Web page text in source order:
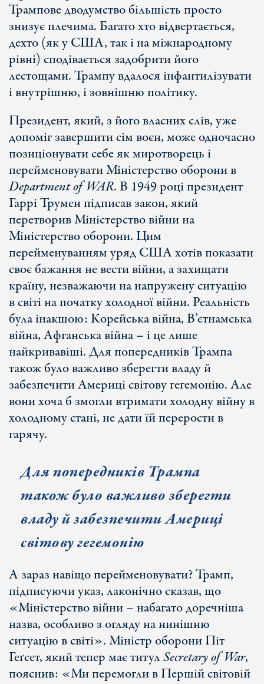
Трампове дводумство більшість просто
знизує плечима. Багато хто відвертається,
дехто (як у США, так і на міжнародному
рівні) сподівається задобрити його
лестощами. Трампу вдалося інфантилізувати
і внутрішню, і зовнішню політику.
Президент, який, з його власних слів, уже
допоміг завершити сім воєн, може одночасно
позиціонувати себе як миротворець і
перейменовувати Міністерство оборони в
Department of WAR. В 1949 році президент
Гаррі Трумен підписав закон, який
перетворив Міністерство війни на
Міністерство оборони. Цим
перейменуванням уряд США хотів показати
своє бажання не вести війни, а захищати
країну, незважаючи на напружену ситуацію
в світі на початку холодної війни. Реальність
була інакшою: Корейська війна, В’єтнамська
війна, Афганська війна – і це лише
найкривавіші. Для попередників Трампа
також було важливо зберегти владу й
забезпечити Америці світову гегемонію. Але
вони хоча б змогли втримати холодну війну в
холодному стані, не дати їй перерости в
гарячу.
Для попередників Трампа
також було важливо зберегти
владу й забезпечити Америці
світову гегемонію
А зараз навіщо перейменовувати? Трамп,
підписуючи указ, лаконічно сказав, що
«Міністерство війни – набагато доречніша
назва, особливо з огляду на нинішню
ситуацію в світі». Міністр оборони Піт
Геґсет, який тепер має титулSecretary of War,
пояснив: «Ми перемогли в Першій світовій